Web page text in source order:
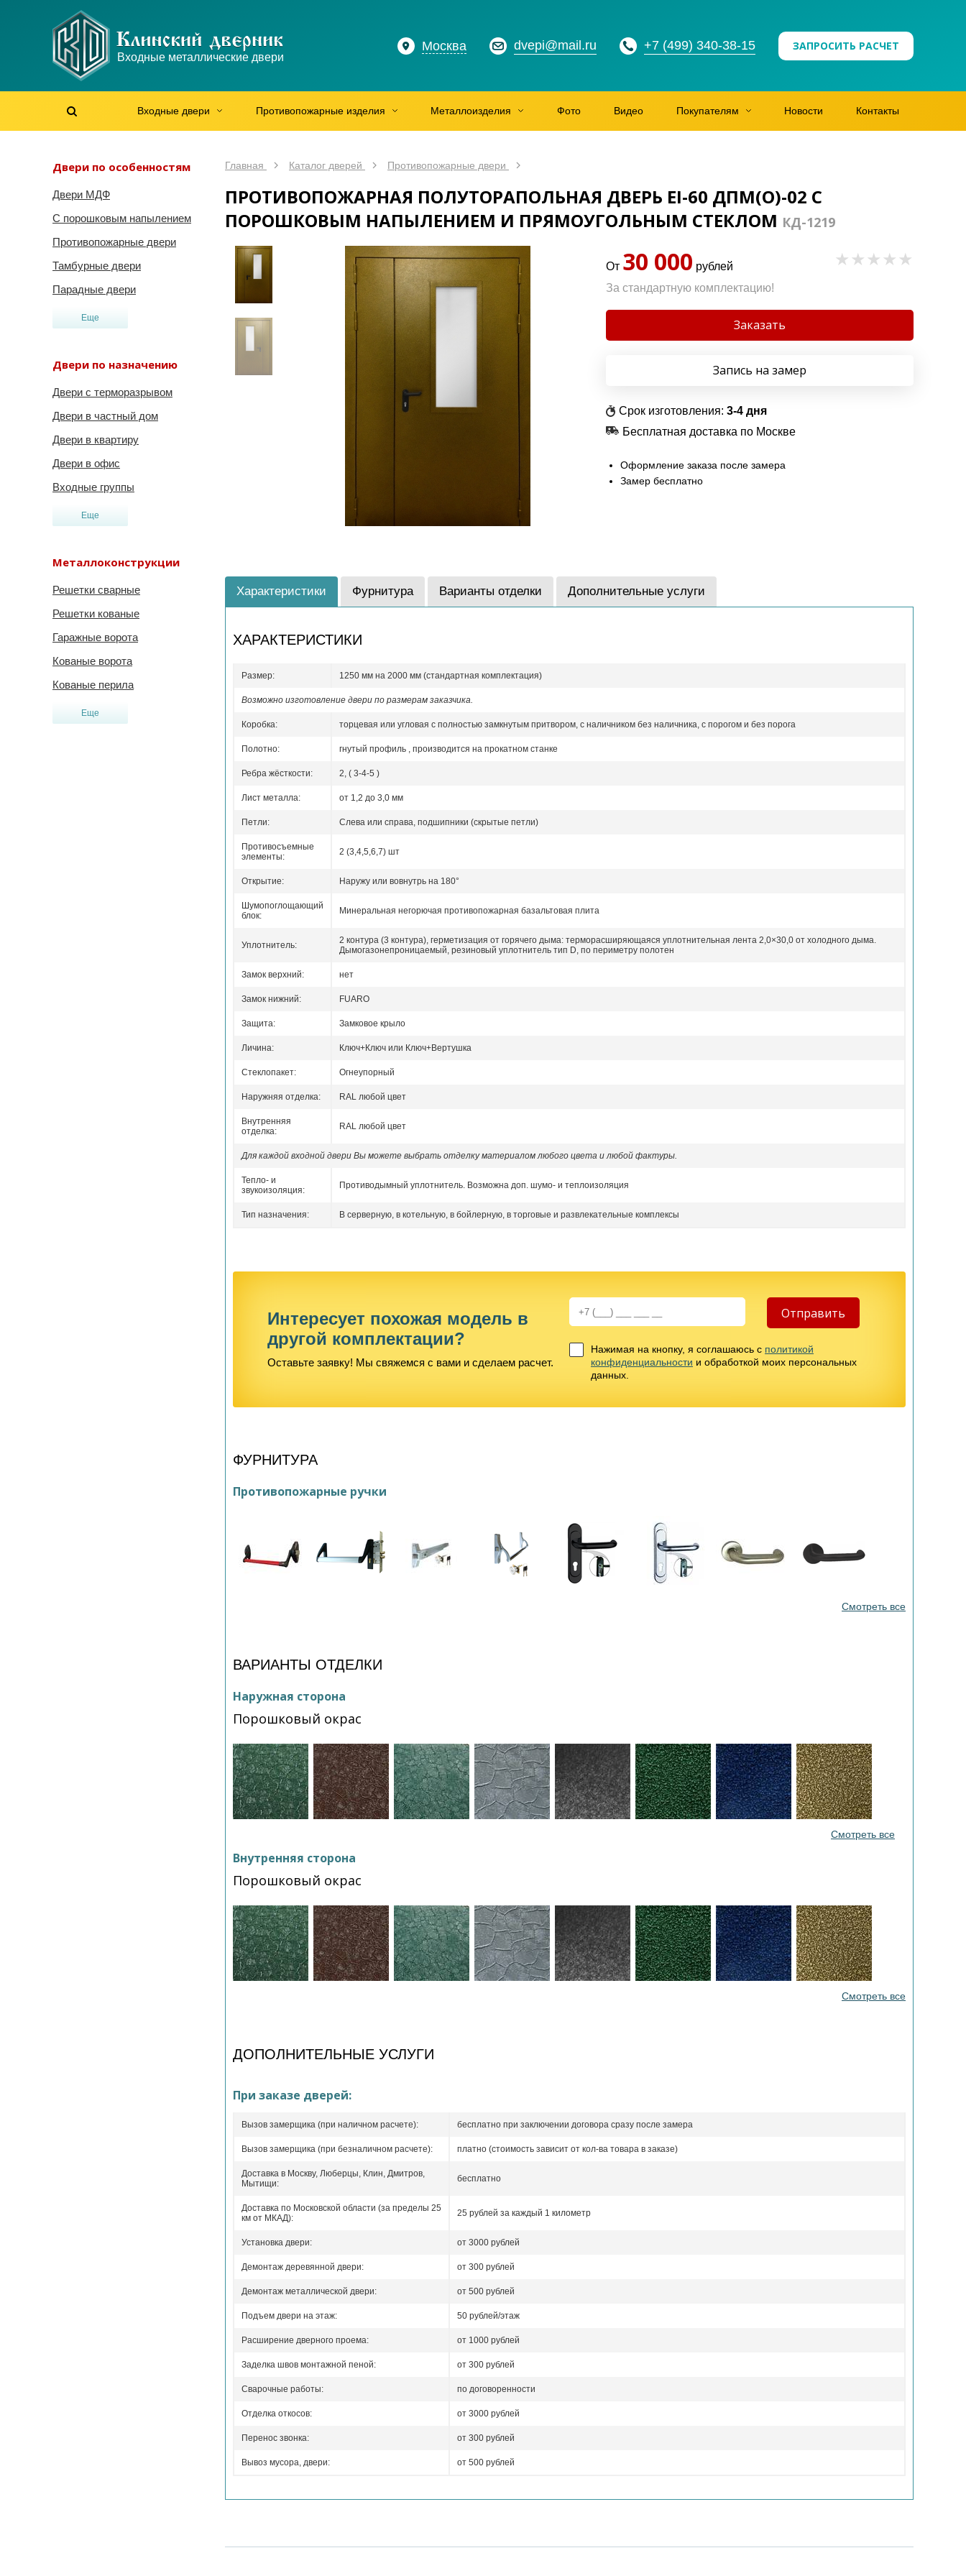
Входные металлические двери
Москва dvepi@mail.ru +7 (499) 340-38-15 ЗАПРОСИТЬ РАСЧЕТ
Входные двери Противопожарные изделия Металлоизделия Фото Видео Покупателям Новости Контакты
Двери по особенностям
Двери МДФ
С порошковым напылением
Противопожарные двери
Тамбурные двери
Парадные двери
Еще
Двери по назначению
Двери с терморазрывом
Двери в частный дом
Двери в квартиру
Двери в офис
Входные группы
Еще
Металлоконструкции
Решетки сварные
Решетки кованые
Гаражные ворота
Кованые ворота
Кованые перила
Еще
Главная Каталог дверей Противопожарные двери
ПРОТИВОПОЖАРНАЯ ПОЛУТОРАПОЛЬНАЯ ДВЕРЬ EI-60 ДПМ(О)-02 С
ПОРОШКОВЫМ НАПЫЛЕНИЕМ И ПРЯМОУГОЛЬНЫМ СТЕКЛОМ КД-1219
От 30 000 рублей
За стандартную комплектацию!
Заказать
Запись на замер
Срок изготовления: 3-4 дня
Бесплатная доставка по Москве
Оформление заказа после замера
Замер бесплатно
Характеристики Фурнитура Варианты отделки Дополнительные услуги
ХАРАКТЕРИСТИКИ
Размер: 1250 мм на 2000 мм (стандартная комплектация)
Возможно изготовление двери по размерам заказчика.
Коробка: торцевая или угловая с полностью замкнутым притвором, с наличником без наличника, с порогом и без порога
Полотно: гнутый профиль , производится на прокатном станке
Ребра жёсткости: 2, ( 3-4-5 )
Лист металла: от 1,2 до 3,0 мм
Петли: Слева или справа, подшипники (скрытые петли)
Противосъемные
элементы:
2 (3,4,5,6,7) шт
Открытие: Наружу или вовнутрь на 180°
Шумопоглощающий
блок:
Минеральная негорючая противопожарная базальтовая плита
Уплотнитель: 2 контура (3 контура), герметизация от горячего дыма: терморасширяющаяся уплотнительная лента 2,0×30,0 от холодного дыма.
Дымогазонепроницаемый, резиновый уплотнитель тип D, по периметру полотен
Замок верхний: нет
Замок нижний: FUARO
Защита: Замковое крыло
Личина: Ключ+Ключ или Ключ+Вертушка
Стеклопакет: Огнеупорный
Наружняя отделка: RAL любой цвет
Внутренняя
отделка:
RAL любой цвет
Для каждой входной двери Вы можете выбрать отделку материалом любого цвета и любой фактуры.
Тепло- и
звукоизоляция:
Противодымный уплотнитель. Возможна доп. шумо- и теплоизоляция
Тип назначения: В серверную, в котельную, в бойлерную, в торговые и развлекательные комплексы
Интересует похожая модель в
другой комплектации?
Оставьте заявку! Мы свяжемся с вами и сделаем расчет.
Нажимая на кнопку, я соглашаюсь с политикой
конфиденциальности и обработкой моих персональных
данных.
ФУРНИТУРА
Противопожарные ручки
Смотреть все
ВАРИАНТЫ ОТДЕЛКИ
Наружная сторона
Порошковый окрас
Смотреть все
Внутренняя сторона
Порошковый окрас
Смотреть все
ДОПОЛНИТЕЛЬНЫЕ УСЛУГИ
При заказе дверей:
Вызов замерщика (при наличном расчете): бесплатно при заключении договора сразу после замера
Вызов замерщика (при безналичном расчете): платно (стоимость зависит от кол-ва товара в заказе)
Доставка в Москву, Люберцы, Клин, Дмитров,
Мытищи:
бесплатно
Доставка по Московской области (за пределы 25
км от МКАД):
25 рублей за каждый 1 километр
Установка двери: от 3000 рублей
Демонтаж деревянной двери: от 300 рублей
Демонтаж металлической двери: от 500 рублей
Подъем двери на этаж: 50 рублей/этаж
Расширение дверного проема: от 1000 рублей
Заделка швов монтажной пеной: от 300 рублей
Сварочные работы: по договоренности
Отделка откосов: от 3000 рублей
Перенос звонка: от 300 рублей
Вывоз мусора, двери: от 500 рублей
Max
Мы онлайн!
WhatsApp
Мы онлайн!
Telegram
Мы онлайн!
Max
Мы онлайн!
WhatsApp
Мы онлайн!